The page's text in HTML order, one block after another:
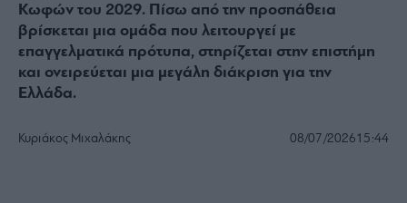
Κωφών του 2029. Πίσω από την προσπάθεια
βρίσκεται μια ομάδα που λειτουργεί με
επαγγελματικά πρότυπα, στηρίζεται στην επιστήμη
και ονειρεύεται μια μεγάλη διάκριση για την
Ελλάδα.
Κυριάκος Μιχαλάκης 08/07/202615:44